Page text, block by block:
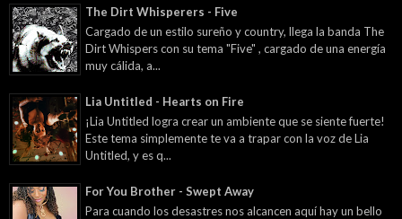
The Dirt Whisperers - Five
Cargado de un estilo sureño y country, llega la banda The
Dirt Whispers con su tema "Five" , cargado de una energía
muy cálida, a...
Lia Untitled - Hearts on Fire
¡Lia Untitled logra crear un ambiente que se siente fuerte!
Este tema simplemente te va a trapar con la voz de Lia
Untitled, y es q...
For You Brother - Swept Away
Para cuando los desastres nos alcancen aquí hay un bello